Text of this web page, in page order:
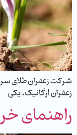
شرکت زعفران طلای
زعفران ارگانیک، یکی
راهنمای